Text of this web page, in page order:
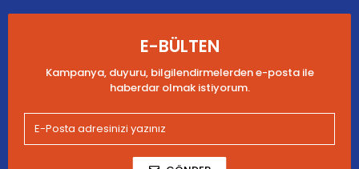
E-BÜLTEN
Kampanya, duyuru, bilgilendirmelerden e-posta ile
haberdar olmak istiyorum.